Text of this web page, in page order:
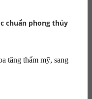
chuẩn phong thủy